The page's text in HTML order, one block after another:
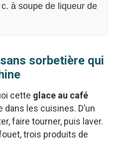
à soupe de liqueur de
sorbetière qui
cette glace au café
dans les cuisines. D’un
faire tourner, puis laver.
trois produits de